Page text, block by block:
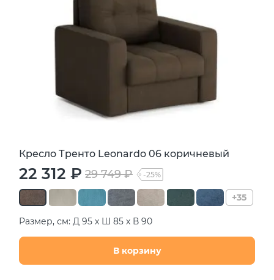
Кресло Тренто Leonardo 06 коричневый
22 312 ₽ 29 749 ₽ -25%
+35
Размер, см: Д 95 х Ш 85 х В 90
В корзину